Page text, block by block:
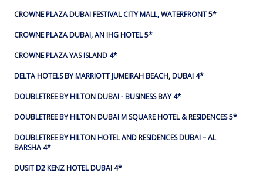
CROWNE PLAZA DUBAI FESTIVAL CITY MALL, WATERFRONT 5*
CROWNE PLAZA DUBAI, AN IHG HOTEL 5*
CROWNE PLAZA YAS ISLAND 4*
DELTA HOTELS BY MARRIOTT JUMEIRAH BEACH, DUBAI 4*
DOUBLETREE BY HILTON DUBAI - BUSINESS BAY 4*
DOUBLETREE BY HILTON DUBAI M SQUARE HOTEL & RESIDENCES 5*
DOUBLETREE BY HILTON HOTEL AND RESIDENCES DUBAI – AL
BARSHA 4*
DUSIT D2 KENZ HOTEL DUBAI 4*